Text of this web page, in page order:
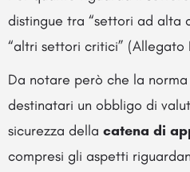
distingue tra “settori ad alta
“altri settori critici” (Allegato
Da notare però che la
destinatari un obbligo di
sicurezza della catena di
compresi gli aspetti